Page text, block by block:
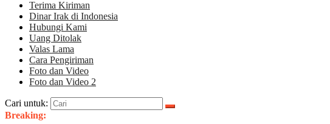
Terima Kiriman
Dinar Irak di Indonesia
Hubungi Kami
Uang Ditolak
Valas Lama
Cara Pengiriman
Foto dan Video
Foto dan Video 2
Cari untuk:
Breaking: